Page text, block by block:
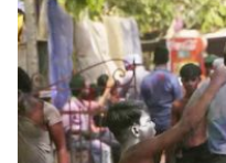
hladiny (například
duhovou). Ta jsou jen
úchvatnou zemi